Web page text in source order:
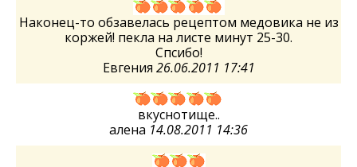
Наконец-то обзавелась рецептом медовика не из
коржей! пекла на листе минут 25-30.
Спсибо!
Евгения 26.06.2011 17:41
вкуснотище..
алена 14.08.2011 14:36